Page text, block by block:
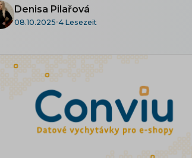
Denisa Pilařová
08.10.2025 4 Lesezeit